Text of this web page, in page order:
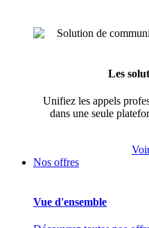
Les
Unifiez les appels
dans une seule
Nos offres
Vue d'ensemble